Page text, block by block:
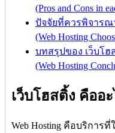
(Pros and Cons in
ปัจจัยที่ควรพิจารณ
(Web Hosting
บทสรุปของ เว็บโฮ
(Web Hosting
เว็บโฮสติ้ง คืออะ
Web Hosting คือบริการ